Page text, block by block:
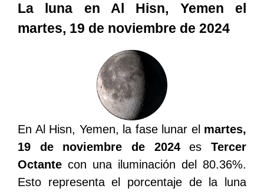
La luna en Al Hisn, Yemen el
martes, 19 de noviembre de 2024
En Al Hisn, Yemen, la fase lunar el martes,
19 de noviembre de 2024esTercer
Octante con una iluminación del 80.36%.
Esto representa el porcentaje de la luna